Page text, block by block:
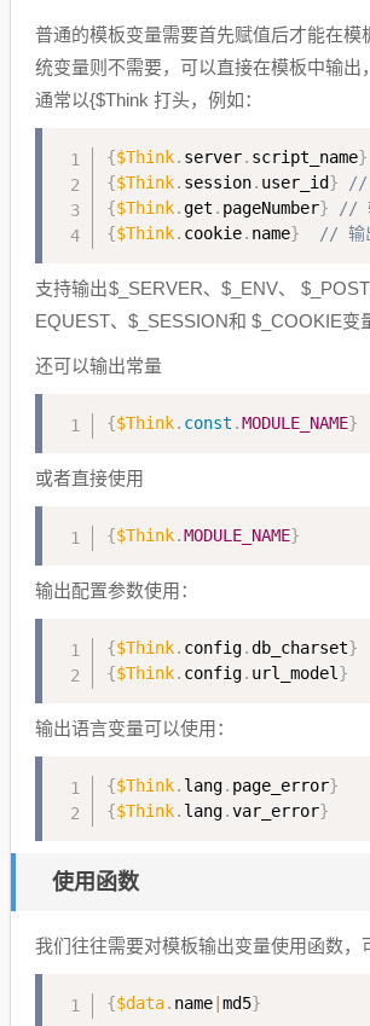
普通的模板变量需要首先赋值后才能在模
统变量则不需要，可以直接在模板中输出
通常以{$Think 打头，例如：
{$Think. server. script_name}
{$Think. session. user_id}
//
{$Think.get . pageNumber}
//
{$Think. cookie. name} // 输
支持输出$_SERVER、$_ENV、
EQUEST、$_SESSION和 $_COOKIE变
还可以输出常量
{$Think. const .MODULE_NAME}
或者直接使用
{$Think.MODULE_NAME}
输出配置参数使用：
{$Think. config.db_charset}
{$Think. config. url_model }
输出语言变量可以使用：
{$Think. lang. page_error}
{$Think. lang.var_error}
使用函数
我们往往需要对模板输出变量使用函数，
{$data. name |md5}